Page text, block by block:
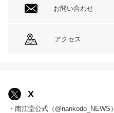
お問い合わせ
アクセス
X
・南江堂公式（@nankodo_NEWS）